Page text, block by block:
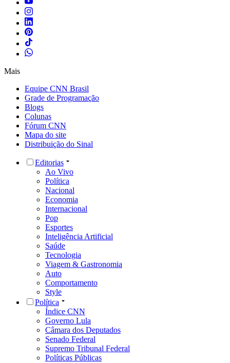
Mais
Equipe CNN Brasil
Grade de Programação
Blogs
Colunas
Fórum CNN
Mapa do site
Distribuição do Sinal
Editorias
Ao Vivo
Política
Nacional
Economia
Internacional
Pop
Esportes
Inteligência Artificial
Saúde
Tecnologia
Viagem & Gastronomia
Auto
Comportamento
Style
Política
Índice CNN
Governo Lula
Câmara dos Deputados
Senado Federal
Supremo Tribunal Federal
Políticas Públicas